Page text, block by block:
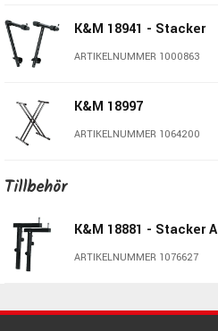
ARTIKELNUMMER 1068583
K&M 18953 Table-Style
ARTIKELNUMMER 1095042
K&M 18990 -
Keyboardstativ - Svart
ARTIKELNUMMER 1047867
K&M 18941 - Stacker
ARTIKELNUMMER 1000863
K&M 18997
ARTIKELNUMMER 1064200
K&M RUKA 37230 -
Tillbehör
K&M 18881 - Stacker A
ARTIKELNUMMER 1076627